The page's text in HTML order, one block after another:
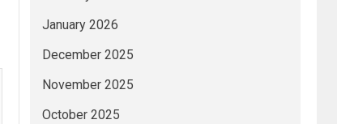
January 2026
December 2025
November 2025
October 2025